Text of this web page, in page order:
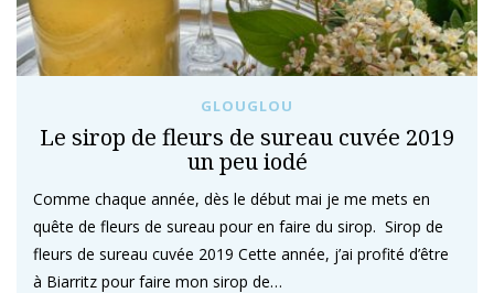
GLOUGLOU
Le sirop de fleurs de sureau cuvée 2019
un peu iodé
Comme chaque année, dès le début mai je me mets en
quête de fleurs de sureau pour en faire du sirop. Sirop de
fleurs de sureau cuvée 2019 Cette année, j’ai profité d’être
à Biarritz pour faire mon sirop de…